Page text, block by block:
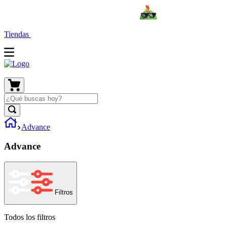
Tiendas
Advance
Advance
Filtros
Todos los filtros